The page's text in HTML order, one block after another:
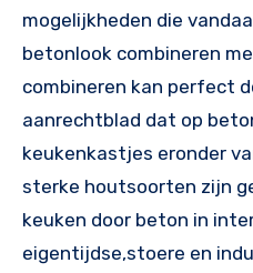
mogelijkheden die
betonlook combineren
combineren kan perfect
aanrechtblad dat op
keukenkastjes eronder
sterke houtsoorten zijn
keuken door beton in
eigentijdse,stoere en